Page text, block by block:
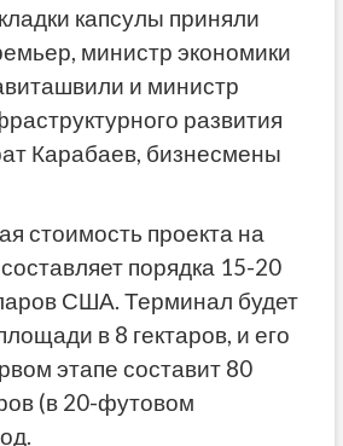
капсулы приняли
министр экономики
и министр
развития
Карабаев, бизнесмены
стоимость проекта на
порядка 15-20
США. Терминал будет
в 8 гектаров, и его
этапе составит 80
(в 20-футовом